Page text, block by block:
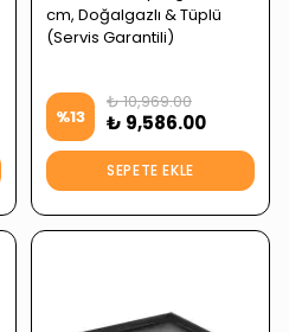
cm, Doğalgazlı & Tüplü
(Servis Garantili)
%13
₺ 10,969.00
₺ 9,586.00
SEPETE EKLE